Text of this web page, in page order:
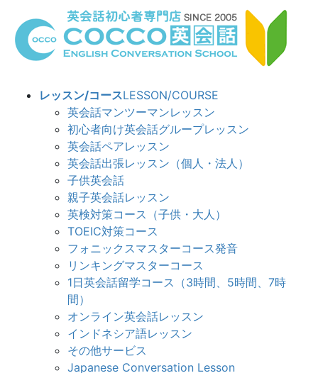
レッスン/コースLESSON/COURSE
英会話マンツーマンレッスン
初心者向け英会話グループレッスン
英会話ペアレッスン
英会話出張レッスン（個人・法人）
子供英会話
親子英会話レッスン
英検対策コース（子供・大人）
TOEIC対策コース
フォニックスマスターコース発音
リンキングマスターコース
1日英会話留学コース（3時間、5時間、7時
間）
オンライン英会話レッスン
インドネシア語レッスン
その他サービス
Japanese Conversation Lesson